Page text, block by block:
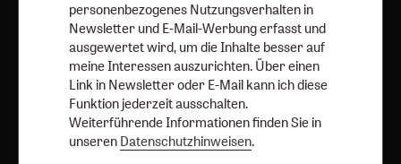
Nach oben
personenbezogenes Nutzungsverhalten in
Newsletter und E-Mail-Werbung erfasst und
ausgewertet wird, um die Inhalte besser auf
meine Interessen auszurichten. Über einen
Link in Newsletter oder E-Mail kann ich diese
Funktion jederzeit ausschalten.
Weiterführende Informationen finden Sie in
unseren Datenschutzhinweisen.